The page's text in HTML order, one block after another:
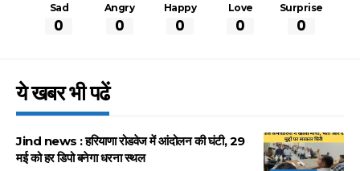
Sad
0
Angry
0
Happy
0
Love
0
Surprise
0
ये खबर भी पढें
Jind news : हरियाणा रोडवेज में आंदोलन की घंटी, 29
मई को हर डिपो बनेगा धरना स्थल